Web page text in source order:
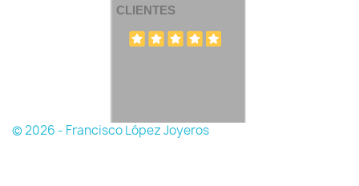
CLIENTES
© 2026 - Francisco López Joyeros